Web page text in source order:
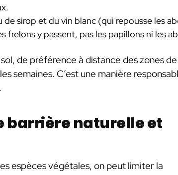
sirop et du vin blanc (qui repousse les
frelons y passent, pas les papillons ni les
de préférence à distance des zones
semaines. C’est une manière
barrière naturelle et
espèces végétales, on peut limiter la